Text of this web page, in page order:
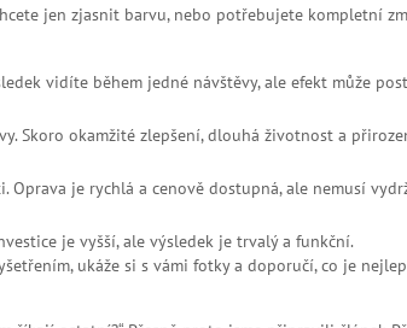
jen zjasnit barvu, nebo potřebujete kompletní
vidíte během jedné návštěvy, ale efekt může
Skoro okamžité zlepšení, dlouhá životnost a
je rychlá a cenově dostupná, ale nemusí
je vyšší, ale výsledek je trvalý a funkční.
ukáže si s vámi fotky a doporučí, co je